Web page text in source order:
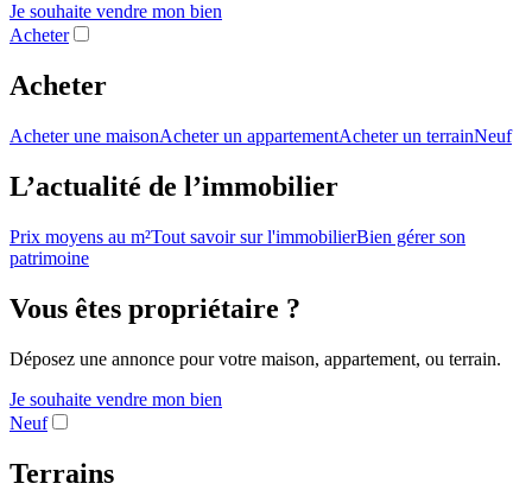
Je souhaite vendre mon bien
Acheter
Acheter
Acheter une maisonAcheter un appartementAcheter un terrainNeuf
L’actualité de l’immobilier
Prix moyens au m²Tout savoir sur l'immobilierBien gérer son
patrimoine
Vous êtes propriétaire ?
Déposez une annonce pour votre maison, appartement, ou terrain.
Je souhaite vendre mon bien
Neuf
Terrains